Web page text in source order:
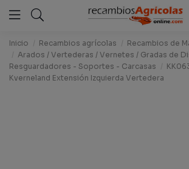
Inicio Recambios agrícolas
Recambios de
Arados / Vertederas / Vernetes / Gradas de
Resguardadores - Soportes - Carcasas
Kverneland Extensión Izquierda Vertedera